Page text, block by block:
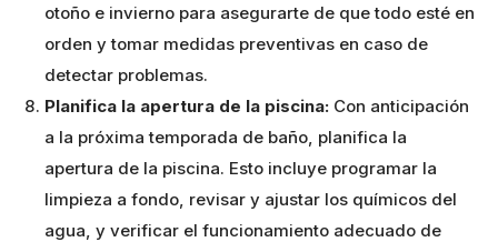
otoño e invierno para asegurarte de que todo esté en
orden y tomar medidas preventivas en caso de
detectar problemas.
Planifica la apertura de la piscina: Con anticipación
a la próxima temporada de baño, planifica la
apertura de la piscina. Esto incluye programar la
limpieza a fondo, revisar y ajustar los químicos del
agua, y verificar el funcionamiento adecuado de